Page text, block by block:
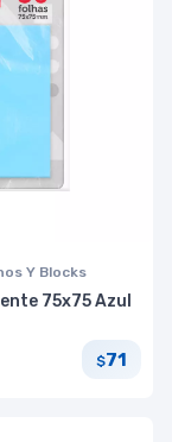
Y Blocks
75x75 Azul
$71